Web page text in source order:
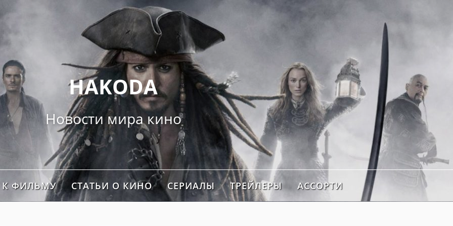
">
HAKODA
Новости мира кино
К ФИЛЬМУ СТАТЬИ О КИНО СЕРИАЛЫ ТРЕЙЛЕРЫ АССОРТИ